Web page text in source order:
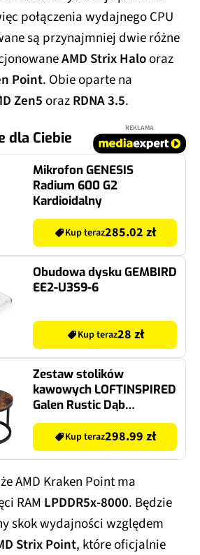
połączenia wydajnego CPU
są przynajmniej dwie różne
AMD Strix Halooraz
Point. Obie oparte na
Zen5orazRDNA 3.5.
dla Ciebie
REKLAMA
Mikrofon GENESIS
Radium 600 G2
Kardioidalny
Kup teraz285.02 zł
Obudowa dysku GEMBIRD
EE2-U3S9-6
Kup teraz28 zł
Zestaw stolików
kawowych LOFTINSPIRED
Galen Rustic Dąb
postarzany
Kup teraz298.99 zł
AMD Kraken Point ma
RAM LPDDR5x-8000. Będzie
skok wydajności względem
Strix Point, które oficjalnie